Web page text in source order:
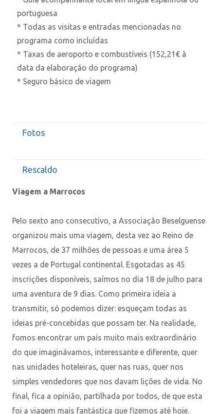
portuguesa
* Todas as visitas e entradas mencionadas no
programa como incluídas
* Taxas de aeroporto e combustíveis (152,21€ à
data da elaboração do programa)
* Seguro básico de viagem
Fotos
Rescaldo
Viagem a Marrocos
Pelo sexto ano consecutivo, a Associação Beselguense
organizou mais uma viagem, desta vez ao Reino de
Marrocos, de 37 milhões de pessoas e uma área 5
vezes a de Portugal continental. Esgotadas as 45
inscrições disponíveis, saímos no dia 18 de julho para
uma aventura de 9 dias. Como primeira ideia a
transmitir, só podemos dizer: esqueçam todas as
ideias pré-concebidas que possam ter. Na realidade,
fomos encontrar um país muito mais extraordinário
do que imaginávamos, interessante e diferente, quer
nas unidades hoteleiras, quer nas ruas, quer nos
simples vendedores que nos davam lições de vida. No
final, fica a opinião, partilhada por todos, de que esta
foi a viagem mais fantástica que fizemos até hoje.